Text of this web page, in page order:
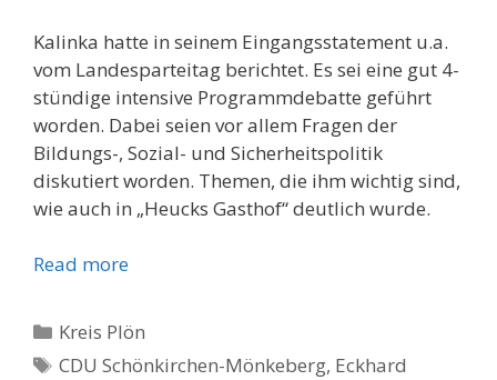
Kalinka hatte in seinem Eingangsstatement u.a.
vom Landesparteitag berichtet. Es sei eine gut 4-
stündige intensive Programmdebatte geführt
worden. Dabei seien vor allem Fragen der
Bildungs-, Sozial- und Sicherheitspolitik
diskutiert worden. Themen, die ihm wichtig sind,
wie auch in „Heucks Gasthof“ deutlich wurde.
Read more
Kategorien
Kreis Plön
Schlagwörter
CDU Schönkirchen-Mönkeberg, Eckhard